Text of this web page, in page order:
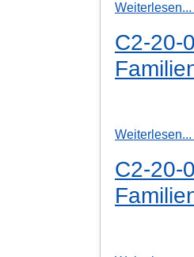
Weiterlesen...
C2-20-
Weiterlesen...
C2-20-